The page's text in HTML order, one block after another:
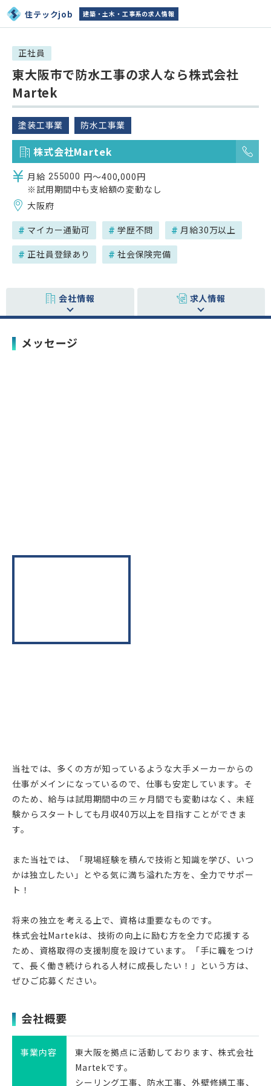
住テックjob 建築・土木・工事系の求人情報
正社員
東大阪市で防水工事の求人なら株式会社
Martek
塗装工事業 防水工事業
株式会社Martek
月給 255000 円～400,000円
※試用期間中も支給額の変動なし
大阪府
マイカー通勤可
学歴不問
月給30万以上
正社員登録あり
社会保険完備
会社情報 求人情報
メッセージ
当社では、多くの方が知っているような大手メーカーからの
仕事がメインになっているので、仕事も安定しています。そ
のため、給与は試用期間中の三ヶ月間でも変動はなく、未経
験からスタートしても月収40万以上を目指すことができま
す。
また当社では、「現場経験を積んで技術と知識を学び、いつ
かは独立したい」とやる気に満ち溢れた方を、全力でサポー
ト！
将来の独立を考える上で、資格は重要なものです。
株式会社Martekは、技術の向上に励む方を全力で応援する
ため、資格取得の支援制度を設けています。「手に職をつけ
て、長く働き続けられる人材に成長したい！」という方は、
ぜひご応募ください。
会社概要
事業内容
東大阪を拠点に活動しております、株式会社
Martekです。
シーリング工事、防水工事、外壁修繕工事、